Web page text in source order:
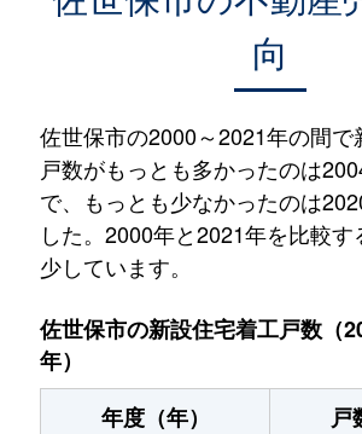
向
佐世保市の2000～2021年の間で
戸数がもっとも多かったのは
で、もっとも少なかったのは
した。2000年と2021年を比較
少しています。
佐世保市の新設住宅着工戸数（
年）
年度（年）
戸